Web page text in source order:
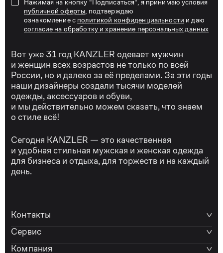
Нажимая на кнопку "Подписаться", я принимаю условия
публичной оферты , подтверждаю
ознакомление с политикой конфиденциальности и даю
согласие на обработку и хранение персональных данных
Вот уже 31 год KANZLER одевает мужчин
и женщин всех возрастов не только по всей
России, но и далеко за её пределами. За эти годы
наши дизайнеры создали тысячи моделей
одежды, аксессуаров и обуви,
и мы действительно можем сказать, что знаем
о стиле всё!
Сегодня KANZLER — это качественная
и удобная стильная мужская и женская одежда
для бизнеса и отдыха, для торжеств и на каждый
день.
Контакты
Сервис
Компания